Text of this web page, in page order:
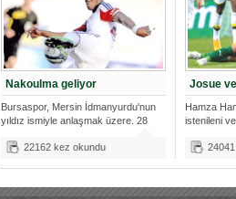
Nakoulma geliyor
Bursaspor, Mersin İdmanyurdu'nun
yıldız ismiyle anlaşmak üzere. 28
22162 kez okundu
Josue
Hamza
istenileni